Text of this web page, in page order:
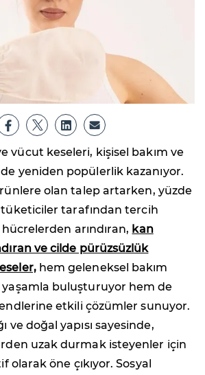
vücut keseleri, kişisel bakım ve
yeniden popülerlik kazanıyor.
olan talep artarken, yüzde
tüketiciler tarafından tercih
arındıran, kan
ve cilde pürüzsüzlük
hem geleneksel bakım
buluşturuyor hem de
etkili çözümler sunuyor.
ve doğal yapısı sayesinde,
uzak durmak isteyenler için
olarak öne çıkıyor. Sosyal